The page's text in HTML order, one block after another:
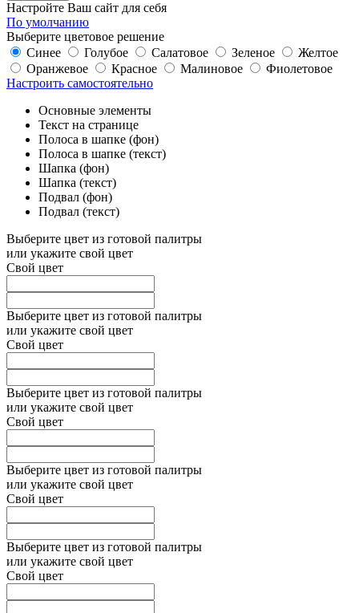
Настройте Ваш сайт для себя
По умолчанию
Выберите цветовое решение
Синее
Голубое Салатовое Зеленое
Желтое
Оранжевое
Красное Малиновое
Фиолетовое
Настроить самостоятельно
Основные элементы
Текст на странице
Полоса в шапке (фон)
Полоса в шапке (текст)
Шапка (фон)
Шапка (текст)
Подвал (фон)
Подвал (текст)
Выберите цвет из готовой палитры
или укажите свой цвет
Свой цвет
Выберите цвет из готовой палитры
или укажите свой цвет
Свой цвет
Выберите цвет из готовой палитры
или укажите свой цвет
Свой цвет
Выберите цвет из готовой палитры
или укажите свой цвет
Свой цвет
Выберите цвет из готовой палитры
или укажите свой цвет
Свой цвет